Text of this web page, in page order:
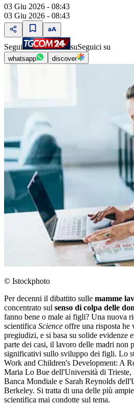
03 Giu 2026 - 08:43
03 Giu 2026 - 08:43
Segui suSeguici su
whatsapp discover
© Istockphoto
Per decenni il dibattito sulle mamme
concentrato sul senso di colpa delle
fanno bene o male ai figli? Una nuova
scientifica Science offre una risposta he
pregiudizi, e si basa su solide evidenze
parte dei casi, il lavoro delle madri non
significativi sullo sviluppo dei figli. Lo
Work and Children's Development: A
Maria Lo Bue dell'Università di Trieste,
Banca Mondiale e Sarah Reynolds
Berkeley. Si tratta di una delle più
scientifica mai condotte sul tema.